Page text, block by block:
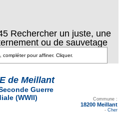
Rechercher un juste, une
ou de sauvetage
de Meillant
Guerre
(WWII)
Commune :
18200 Meillant
- Cher